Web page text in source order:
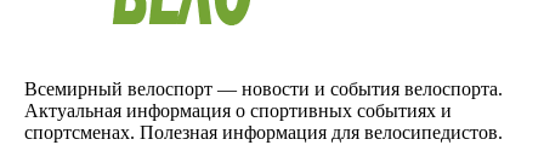
Всемирный велоспорт — новости и события велоспорта.
Актуальная информация о спортивных событиях и
спортсменах. Полезная информация для велосипедистов.